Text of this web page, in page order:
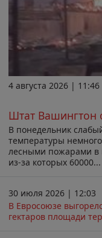
4 августа 2026 | 11:46
Штат Вашингтон
В понедельник
температуры
лесными пожарами в
из-за которых 60000...
30 июля 2026 | 12:03
В Евросоюзе
гектаров площади